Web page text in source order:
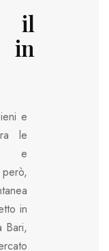
il
in
e
le
e
in
Bari,